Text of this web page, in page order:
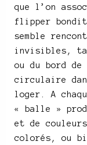
que l’on
flipper
semble
invisibles,
ou du bord
circulaire
loger. A
« balle »
et de
colorés, ou